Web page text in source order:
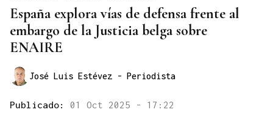
España explora vías de defensa frente al
embargo de la Justicia belga sobre
ENAIRE
José Luis Estévez - Periodista
Publicado: 01 Oct 2025 - 17:22